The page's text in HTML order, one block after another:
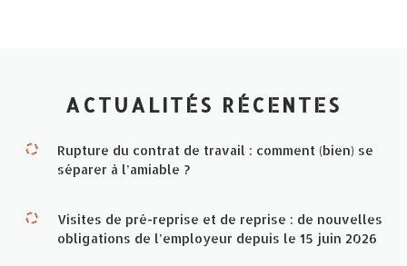
ACTUALITÉS RÉCENTES
Rupture du contrat de travail : comment (bien) se
séparer à l’amiable ?
Visites de pré-reprise et de reprise : de nouvelles
obligations de l’employeur depuis le 15 juin 2026